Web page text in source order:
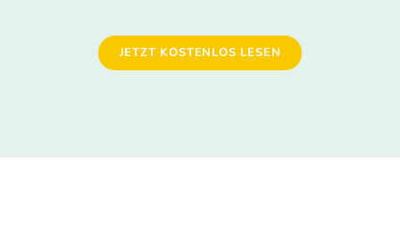
JETZT KOSTENLOS LESEN